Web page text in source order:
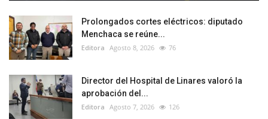
Prolongados cortes eléctricos: diputado
Menchaca se reúne...
Editora Agosto 8, 2026 76
Director del Hospital de Linares valoró la
aprobación del...
Editora Agosto 7, 2026 126